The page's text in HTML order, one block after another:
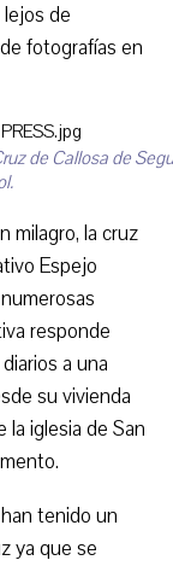
de
fotografías en
de Callosa de
milagro, la cruz
Espejo
responde
a una
su vivienda
la iglesia de San
tenido un
ya que se